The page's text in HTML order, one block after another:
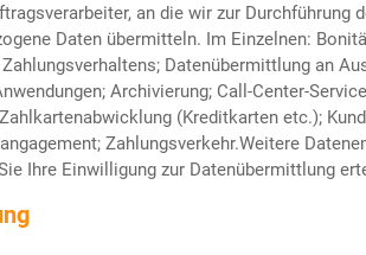
an die wir zur Durchführung
Daten übermitteln. Im Einzelnen:
Datenübermittlung an
Archivierung; Call-Center-
(Kreditkarten etc.);
Zahlungsverkehr.Weitere
Ihre Einwilligung zur Datenübermittlung